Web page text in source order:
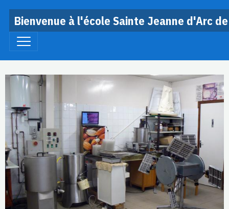
Bienvenue à l'école Sainte Jeanne d'Arc